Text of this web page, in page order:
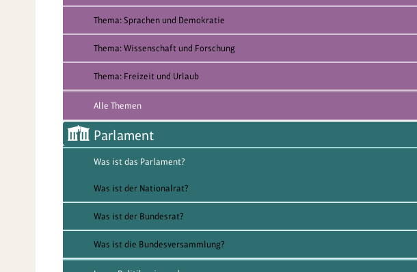
Thema: Sprachen und Demokratie
Thema: Wissenschaft und Forschung
Thema: Freizeit und Urlaub
Alle Themen
Parlament
Was ist das Parlament?
Was ist der Nationalrat?
Was ist der Bundesrat?
Was ist die Bundesversammlung?